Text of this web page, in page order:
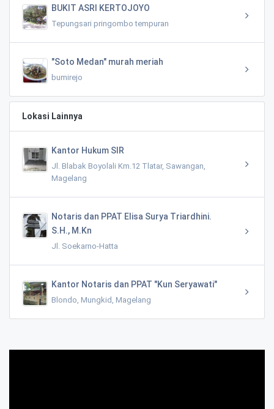
BUKIT ASRI KERTOJOYO
Tepungsari pringombo tempuran
"Soto Medan" murah meriah
bumirejo
Lokasi Lainnya
Kantor Hukum SIR
Jl. Blabak Boyolali Km.12 Tlatar, Sawangan,
Magelang
Notaris dan PPAT Elisa Surya Triardhini.
S.H., M.Kn
Jl. Soekarno-Hatta
Kantor Notaris dan PPAT "Kun Seryawati"
Blondo, Mungkid, Magelang